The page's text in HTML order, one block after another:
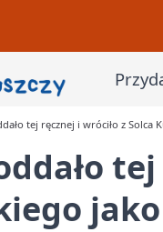
tej ręcznej i wróciło z Solca